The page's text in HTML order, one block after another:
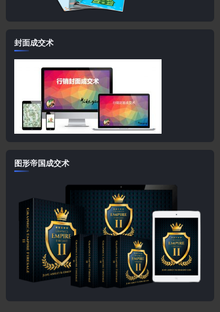
封面成交术
图形帝国成交术